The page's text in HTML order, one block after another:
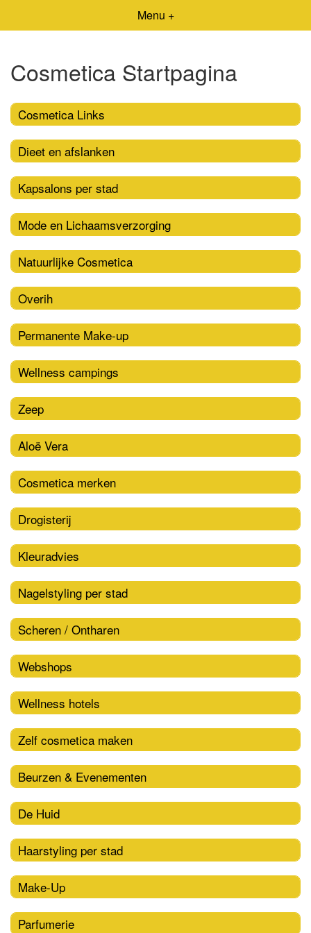
Menu +
Cosmetica Startpagina
Cosmetica Links
Dieet en afslanken
Kapsalons per stad
Mode en Lichaamsverzorging
Natuurlijke Cosmetica
Overih
Permanente Make-up
Wellness campings
Zeep
Aloë Vera
Cosmetica merken
Drogisterij
Kleuradvies
Nagelstyling per stad
Scheren / Ontharen
Webshops
Wellness hotels
Zelf cosmetica maken
Beurzen & Evenementen
De Huid
Haarstyling per stad
Make-Up
Parfumerie